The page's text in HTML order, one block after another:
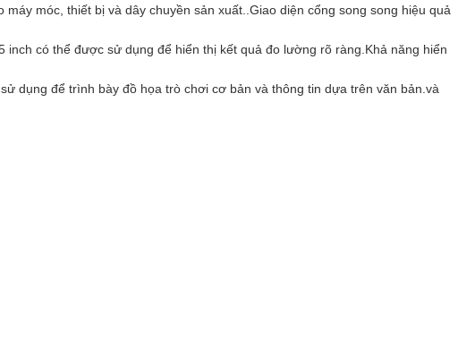
móc, thiết bị và dây chuyền sản xuất..Giao diện cổng song song hiệu quả
có thể được sử dụng để hiển thị kết quả đo lường rõ ràng.Khả năng hiển
dụng để trình bày đồ họa trò chơi cơ bản và thông tin dựa trên văn bản.và